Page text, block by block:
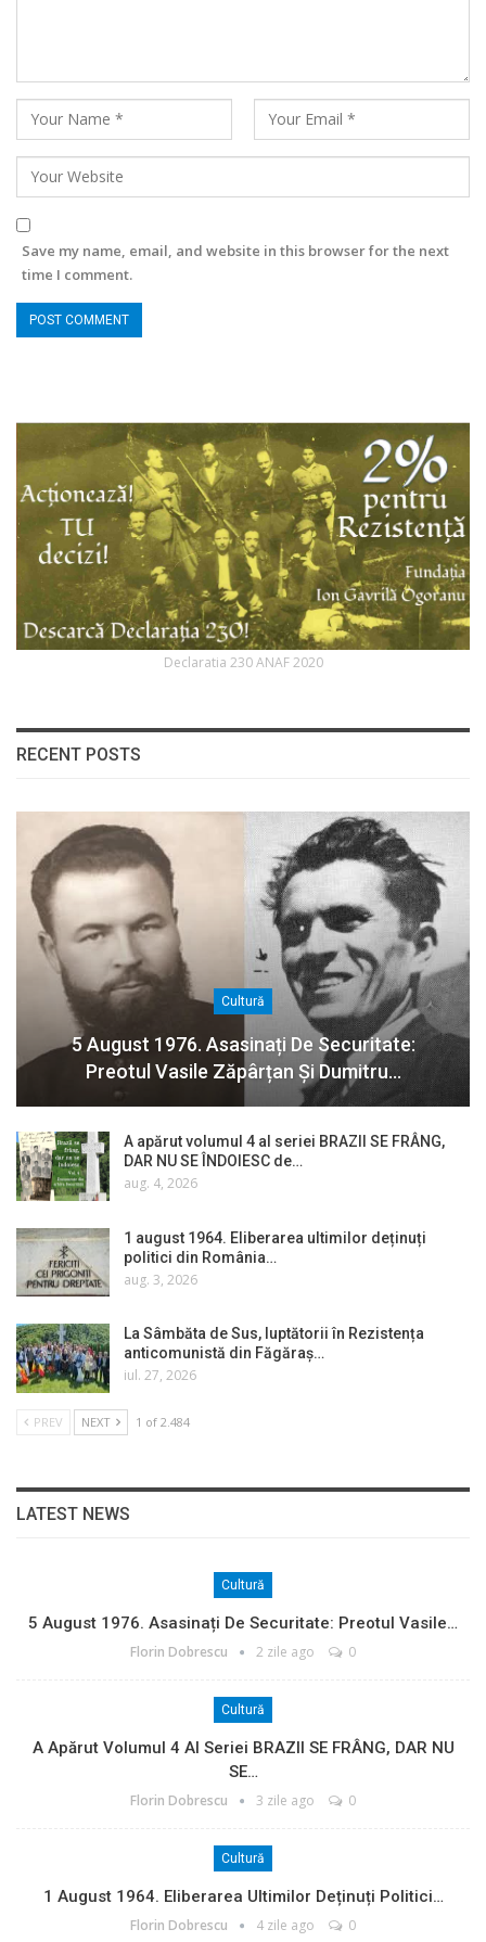
Save my name, email, and website in this browser for the next
time I comment.
Declaratia 230 ANAF 2020
RECENT POSTS
Cultură
5 August 1976. Asasinați De Securitate:
Preotul Vasile Zăpârțan Și Dumitru…
A apărut volumul 4 al seriei BRAZII SE FRÂNG,
DAR NU SE ÎNDOIESC de…
aug. 4, 2026
1 august 1964. Eliberarea ultimilor deținuți
politici din România…
aug. 3, 2026
La Sâmbăta de Sus, luptătorii în Rezistența
anticomunistă din Făgăraș…
iul. 27, 2026
PREV NEXT 1 of 2.484
LATEST NEWS
Cultură
5 August 1976. Asasinați De Securitate: Preotul Vasile…
Florin Dobrescu 2 zile ago 0
Cultură
A Apărut Volumul 4 Al Seriei BRAZII SE FRÂNG, DAR NU
SE…
Florin Dobrescu 3 zile ago 0
Cultură
1 August 1964. Eliberarea Ultimilor Deținuți Politici…
Florin Dobrescu 4 zile ago 0